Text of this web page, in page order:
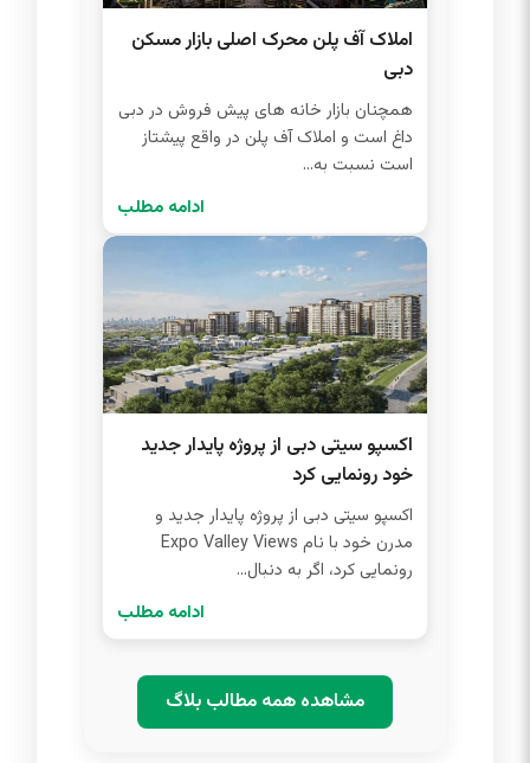
املاک آف پلن محرک اصلی بازار مسکن
دبی
همچنان بازار خانه های پیش فروش در دبی
داغ است و املاک آف پلن در واقع پیشتاز
است نسبت به...
ادامه مطلب
اکسپو سیتی دبی از پروژه پایدار جدید
خود رونمایی کرد
اکسپو سیتی دبی از پروژه پایدار جدید و
مدرن خود با نام Expo Valley Views
رونمایی کرد، اگر به دنبال...
ادامه مطلب
مشاهده همه مطالب بلاگ